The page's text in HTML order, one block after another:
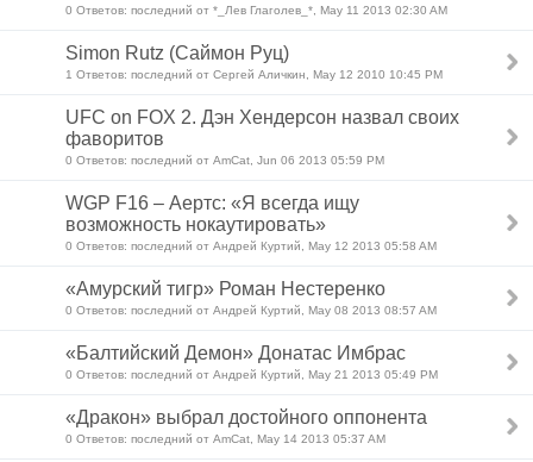
0 Ответов: последний от *_Лев Глаголев_*, May 11 2013 02:30 AM
Simon Rutz (Саймон Руц)
1 Ответов: последний от Сергей Аличкин, May 12 2010 10:45 PM
UFC on FOX 2. Дэн Хендерсон назвал своих
фаворитов
0 Ответов: последний от AmCat, Jun 06 2013 05:59 PM
WGP F16 – Аертс: «Я всегда ищу
возможность нокаутировать»
0 Ответов: последний от Андрей Куртий, May 12 2013 05:58 AM
«Амурский тигр» Роман Нестеренко
0 Ответов: последний от Андрей Куртий, May 08 2013 08:57 AM
«Балтийский Демон» Донатас Имбрас
0 Ответов: последний от Андрей Куртий, May 21 2013 05:49 PM
«Дракон» выбрал достойного оппонента
0 Ответов: последний от AmCat, May 14 2013 05:37 AM